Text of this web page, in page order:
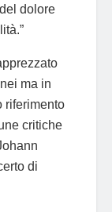
dolore
ma in
riferimento
critiche
di